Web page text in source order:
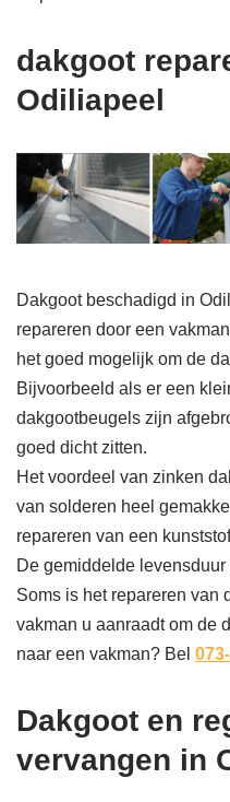
dakgoot
Odiliapeel
Dakgoot beschadigd in
repareren door een
het goed mogelijk om de
Bijvoorbeeld als er een
dakgootbeugels zijn
goed dicht zitten.
Het voordeel van zinken
van solderen heel
repareren van een
De gemiddelde
Soms is het repareren van
vakman u aanraadt om de
naar een vakman? Bel
Dakgoot en
vervangen in